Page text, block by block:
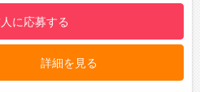
い、盛り付けなども覚えていた
焼き場に立ち、実践を通して
に応募する
詳細を見る